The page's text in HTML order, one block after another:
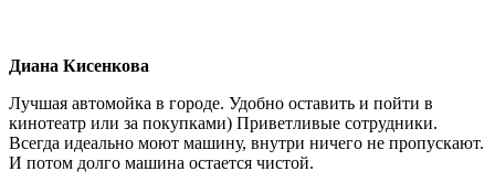
Диана Кисенкова
Лучшая автомойка в городе. Удобно оставить и пойти в
кинотеатр или за покупками) Приветливые сотрудники.
Всегда идеально моют машину, внутри ничего не пропускают.
И потом долго машина остается чистой.